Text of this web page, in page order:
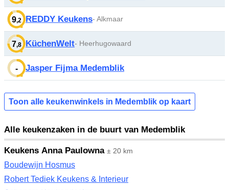
9,2 REDDY Keukens- Alkmaar
7,8 KüchenWelt- Heerhugowaard
- Jasper Fijma Medemblik
Toon alle keukenwinkels in Medemblik op kaart
Alle keukenzaken in de buurt van Medemblik
Keukens Anna Paulowna ± 20 km
Boudewijn Hosmus
Robert Tediek Keukens & Interieur